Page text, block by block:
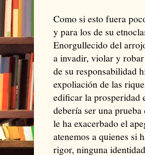
Como si esto fuera
y para los de su
Enorgullecido del
a invadir, violar y
de su responsabilidad
expoliación de las
edificar la prosperidad
debería ser una
le ha exacerbado el
atenemos a quienes si
rigor, ninguna